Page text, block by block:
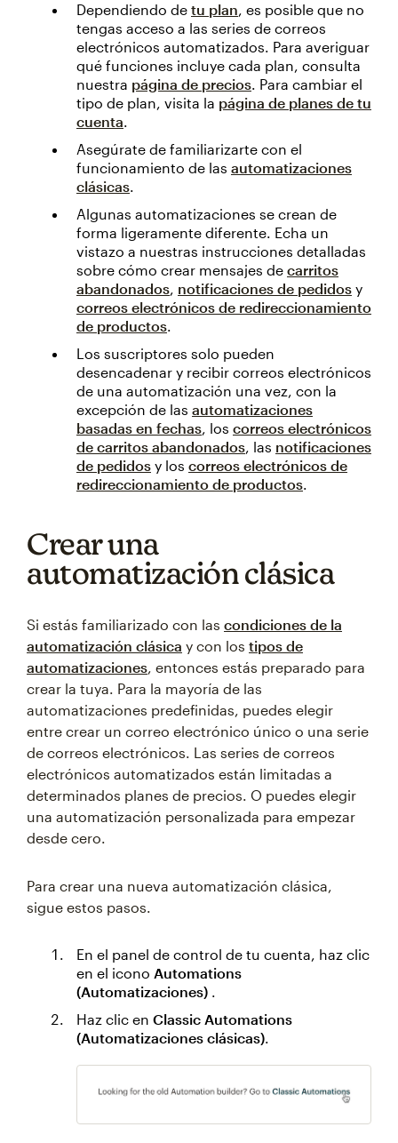
Dependiendo de tu plan, es posible que no
tengas acceso a las series de correos
electrónicos automatizados. Para averiguar
qué funciones incluye cada plan, consulta
nuestra página de precios. Para cambiar el
tipo de plan, visita la página de planes de tu
cuenta.
Asegúrate de familiarizarte con el
funcionamiento de las automatizaciones
clásicas.
Algunas automatizaciones se crean de
forma ligeramente diferente. Echa un
vistazo a nuestras instrucciones detalladas
sobre cómo crear mensajes de carritos
abandonados, notificaciones de pedidos y
correos electrónicos de redireccionamiento
de productos.
Los suscriptores solo pueden
desencadenar y recibir correos electrónicos
de una automatización una vez, con la
excepción de las automatizaciones
basadas en fechas, los correos electrónicos
de carritos abandonados, las notificaciones
de pedidos y los correos electrónicos de
redireccionamiento de productos.
Crear una
automatización clásica
Si estás familiarizado con las condiciones de la
automatización clásica y con los tipos de
automatizaciones, entonces estás preparado para
crear la tuya. Para la mayoría de las
automatizaciones predefinidas, puedes elegir
entre crear un correo electrónico único o una serie
de correos electrónicos. Las series de correos
electrónicos automatizados están limitadas a
determinados planes de precios. O puedes elegir
una automatización personalizada para empezar
desde cero.
Para crear una nueva automatización clásica,
sigue estos pasos.
En el panel de control de tu cuenta, haz clic
en el icono Automations
(Automatizaciones) .
Haz clic en Classic Automations
(Automatizaciones clásicas).